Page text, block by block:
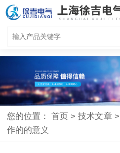
您的位置：首页 > 技术文章 >
作的的意义